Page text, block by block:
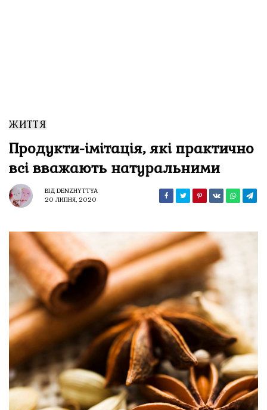
ЖИТТЯ
Продукти-імітація, які практично
всі вважають натуральними
ВІД DENZHYTTYA
20 ЛИПНЯ, 2020